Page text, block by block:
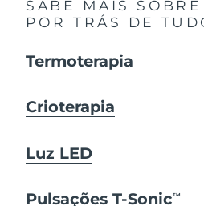
SABE MAIS
POR TRÁS DE
Termoterapia
Crioterapia
Luz LED
Pulsações T-SonicTM